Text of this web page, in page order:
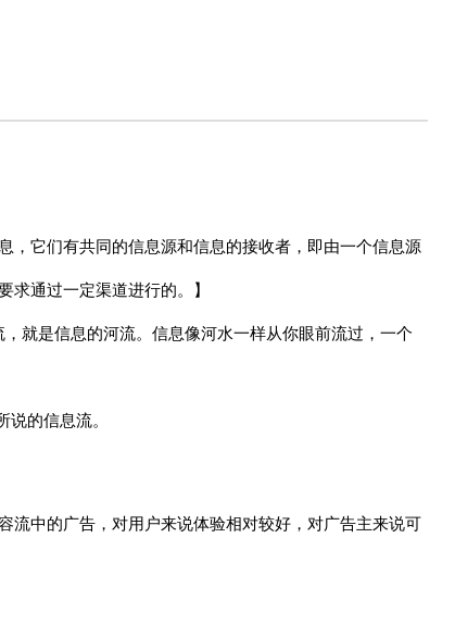
，它们有共同的信息源和信息的接收者，即由一个信息源
通过一定渠道进行的。】
就是信息的河流。信息像河水一样从你眼前流过，一个
的信息流。
流中的广告，对用户来说体验相对较好，对广告主来说可